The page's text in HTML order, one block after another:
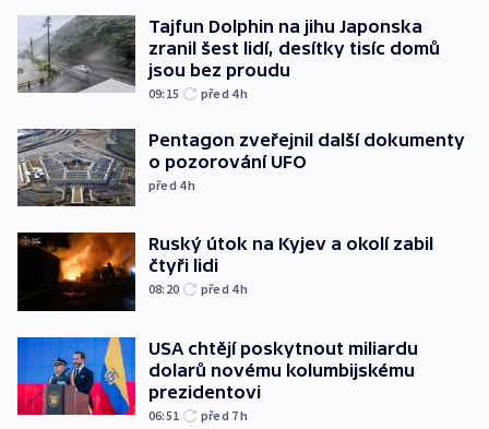
Tajfun Dolphin na jihu Japonska
zranil šest lidí, desítky tisíc domů
jsou bez proudu
09:15 před 4h
Pentagon zveřejnil další dokumenty
o pozorování UFO
před 4h
Ruský útok na Kyjev a okolí zabil
čtyři lidi
08:20 před 4h
USA chtějí poskytnout miliardu
dolarů novému kolumbijskému
prezidentovi
06:51 před 7h